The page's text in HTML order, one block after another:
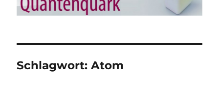
Schlagwort:Atom